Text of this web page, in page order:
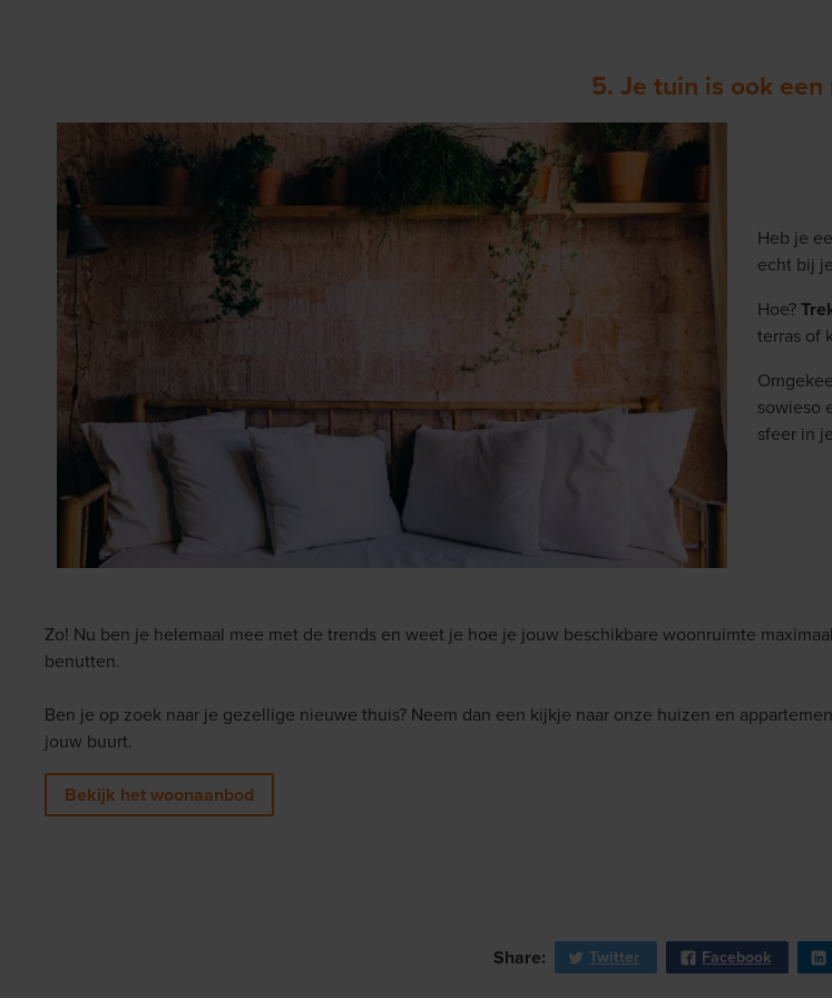
5. Je tuin is ook
Heb je
echt bij
Hoe?
terras of
sowieso
sfeer in
Zo! Nu ben je helemaal mee met de trends en weet je hoe je jouw beschikbare woonruimte
benutten.
Ben je op zoek naar je gezellige nieuwe thuis? Neem dan een kijkje naar onze huizen en
jouw buurt.
Bekijk het woonaanbod
Share: Twitter Facebook